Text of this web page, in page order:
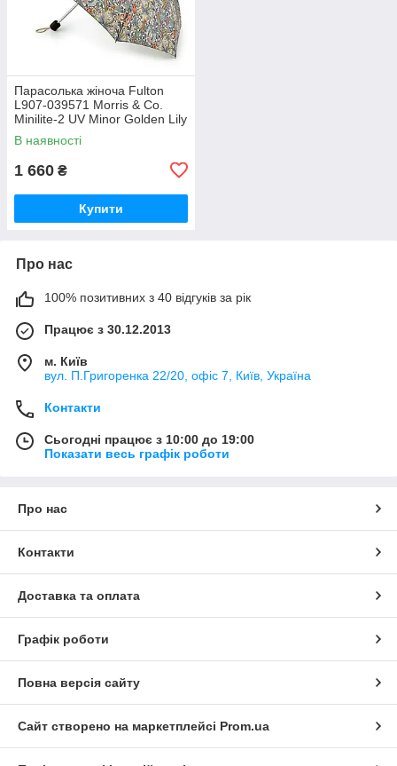
Парасолька жіноча Fulton
L907-039571 Morris & Co.
Minilite-2 UV Minor Golden Lily
Slate Manilla (Золота лілія)
В наявності
1 660 ₴
Купити
Про нас
100% позитивних з 40 відгуків за рік
Працює з 30.12.2013
м. Київ
вул. П.Григоренка 22/20, офіс 7, Київ, Україна
Контакти
Сьогодні працює з 10:00 до 19:00
Показати весь графік роботи
Про нас
Контакти
Доставка та оплата
Графік роботи
Повна версія сайту
Сайт створено на маркетплейсі Prom.ua